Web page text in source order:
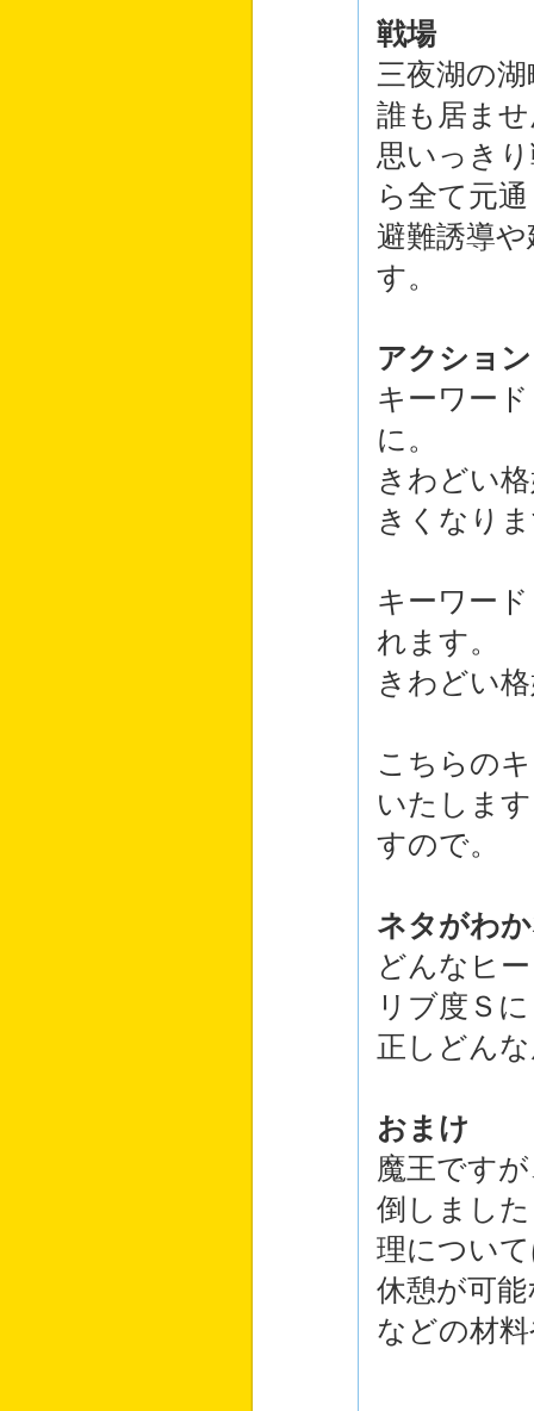
戦場
三夜湖の
誰も居ま
思いっき
ら全て元
避難誘導
す。
アクショ
キーワー
に。
きわどい
きくなり
キーワー
れます。
きわどい
こちらの
いたしま
すので。
ネタがわ
どんなヒ
リブ度Ｓ
正しどん
おまけ
魔王です
倒しまし
理につい
休憩が可
などの材